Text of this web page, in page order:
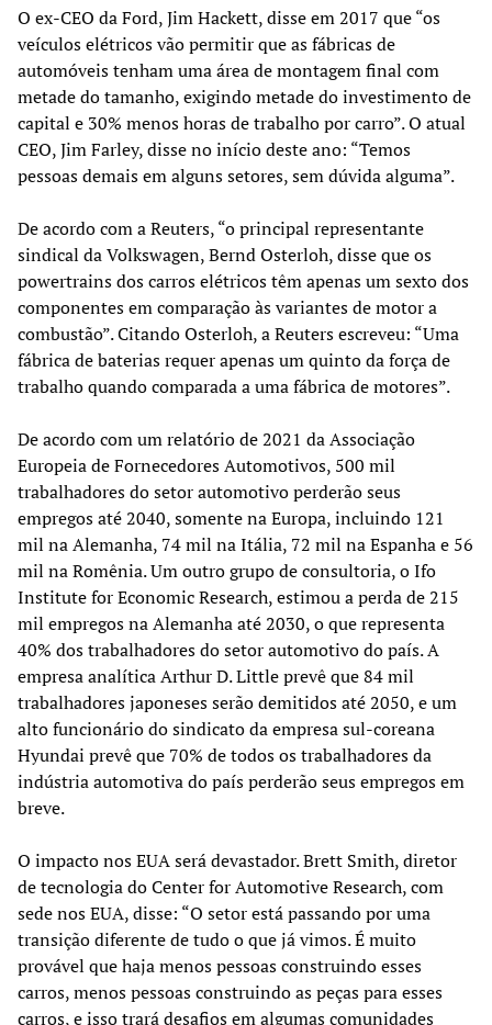
O ex-CEO da Ford, Jim Hackett, disse em 2017 que “os
veículos elétricos vão permitir que as fábricas de
automóveis tenham uma área de montagem final com
metade do tamanho, exigindo metade do investimento de
capital e 30% menos horas de trabalho por carro”. O atual
CEO, Jim Farley, disse no início deste ano: “Temos
pessoas demais em alguns setores, sem dúvida alguma”.
De acordo com a Reuters, “o principal representante
sindical da Volkswagen, Bernd Osterloh, disse que os
powertrains dos carros elétricos têm apenas um sexto dos
componentes em comparação às variantes de motor a
combustão”. Citando Osterloh, a Reuters escreveu: “Uma
fábrica de baterias requer apenas um quinto da força de
trabalho quando comparada a uma fábrica de motores”.
De acordo com um relatório de 2021 da Associação
Europeia de Fornecedores Automotivos, 500 mil
trabalhadores do setor automotivo perderão seus
empregos até 2040, somente na Europa, incluindo 121
mil na Alemanha, 74 mil na Itália, 72 mil na Espanha e 56
mil na Romênia. Um outro grupo de consultoria, o Ifo
Institute for Economic Research, estimou a perda de 215
mil empregos na Alemanha até 2030, o que representa
40% dos trabalhadores do setor automotivo do país. A
empresa analítica Arthur D. Little prevê que 84 mil
trabalhadores japoneses serão demitidos até 2050, e um
alto funcionário do sindicato da empresa sul-coreana
Hyundai prevê que 70% de todos os trabalhadores da
indústria automotiva do país perderão seus empregos em
breve.
O impacto nos EUA será devastador. Brett Smith, diretor
de tecnologia do Center for Automotive Research, com
sede nos EUA, disse: “O setor está passando por uma
transição diferente de tudo o que já vimos. É muito
provável que haja menos pessoas construindo esses
carros, menos pessoas construindo as peças para esses
carros, e isso trará desafios em algumas comunidades